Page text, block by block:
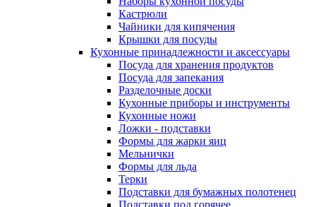
Кастрюли
Чайники для кипячения
Крышки для посуды
Кухонные принадлежности и аксессуары
Посуда для хранения продуктов
Посуда для запекания
Разделочные доски
Кухонные приборы и инструменты
Кухонные ножи
Ложки - подставки
Формы для жарки яиц
Мельнички
Формы для льда
Терки
Подставки для бумажных полотенец
Подставки под горячее